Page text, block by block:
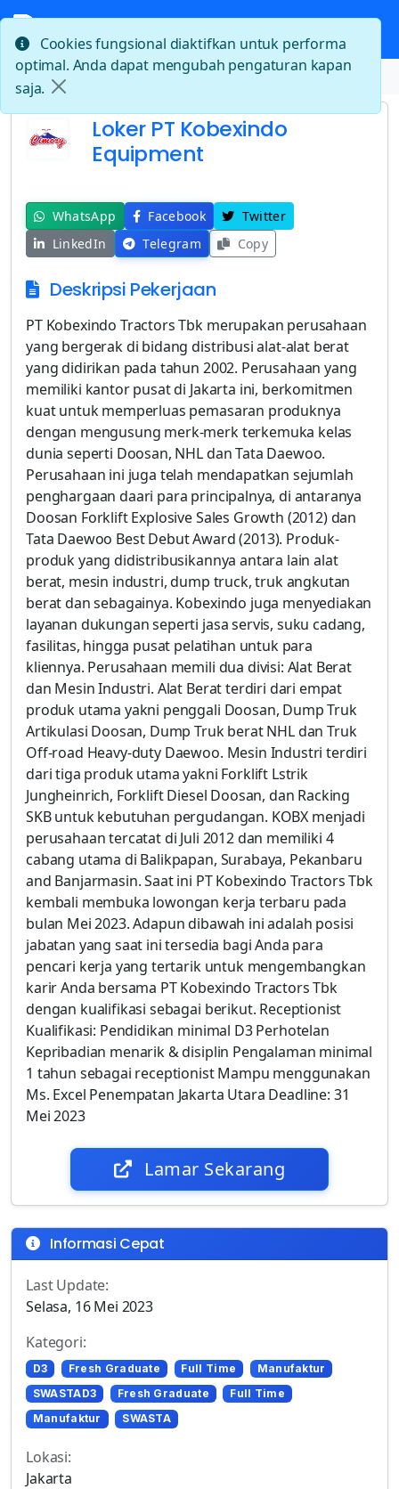
Beranda Loker PT Kobexindo Equipment
Loker PT Kobexindo
Equipment
WhatsApp Facebook
Twitter
LinkedIn
Telegram Copy
Deskripsi Pekerjaan
PT Kobexindo Tractors Tbk merupakan perusahaan
yang bergerak di bidang distribusi alat-alat berat
yang didirikan pada tahun 2002. Perusahaan yang
memiliki kantor pusat di Jakarta ini, berkomitmen
kuat untuk memperluas pemasaran produknya
dengan mengusung merk-merk terkemuka kelas
dunia seperti Doosan, NHL dan Tata Daewoo.
Perusahaan ini juga telah mendapatkan sejumlah
penghargaan daari para principalnya, di antaranya
Doosan Forklift Explosive Sales Growth (2012) dan
Tata Daewoo Best Debut Award (2013). Produk-
produk yang didistribusikannya antara lain alat
berat, mesin industri, dump truck, truk angkutan
berat dan sebagainya. Kobexindo juga menyediakan
layanan dukungan seperti jasa servis, suku cadang,
fasilitas, hingga pusat pelatihan untuk para
kliennya. Perusahaan memili dua divisi: Alat Berat
dan Mesin Industri. Alat Berat terdiri dari empat
produk utama yakni penggali Doosan, Dump Truk
Artikulasi Doosan, Dump Truk berat NHL dan Truk
Off-road Heavy-duty Daewoo. Mesin Industri terdiri
dari tiga produk utama yakni Forklift Lstrik
Jungheinrich, Forklift Diesel Doosan, dan Racking
SKB untuk kebutuhan pergudangan. KOBX menjadi
perusahaan tercatat di Juli 2012 dan memiliki 4
cabang utama di Balikpapan, Surabaya, Pekanbaru
and Banjarmasin. Saat ini PT Kobexindo Tractors Tbk
kembali membuka lowongan kerja terbaru pada
bulan Mei 2023. Adapun dibawah ini adalah posisi
jabatan yang saat ini tersedia bagi Anda para
pencari kerja yang tertarik untuk mengembangkan
karir Anda bersama PT Kobexindo Tractors Tbk
dengan kualifikasi sebagai berikut. Receptionist
Kualifikasi: Pendidikan minimal D3 Perhotelan
Kepribadian menarik & disiplin Pengalaman minimal
1 tahun sebagai receptionist Mampu menggunakan
Ms. Excel Penempatan Jakarta Utara Deadline: 31
Mei 2023
Lamar Sekarang
Informasi Cepat
Last Update:
Selasa, 16 Mei 2023
Kategori:
D3 Fresh Graduate Full Time
Manufaktur
SWASTAD3
Fresh Graduate
Full Time
Manufaktur
SWASTA
Lokasi:
Jakarta
Cookies fungsional diaktifkan untuk performa
optimal. Anda dapat mengubah pengaturan kapan
saja.